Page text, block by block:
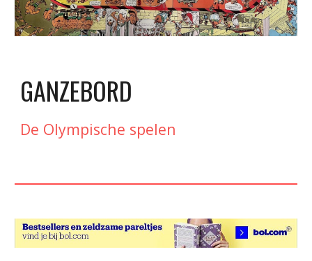
GANZEBORD
De Olympische spelen